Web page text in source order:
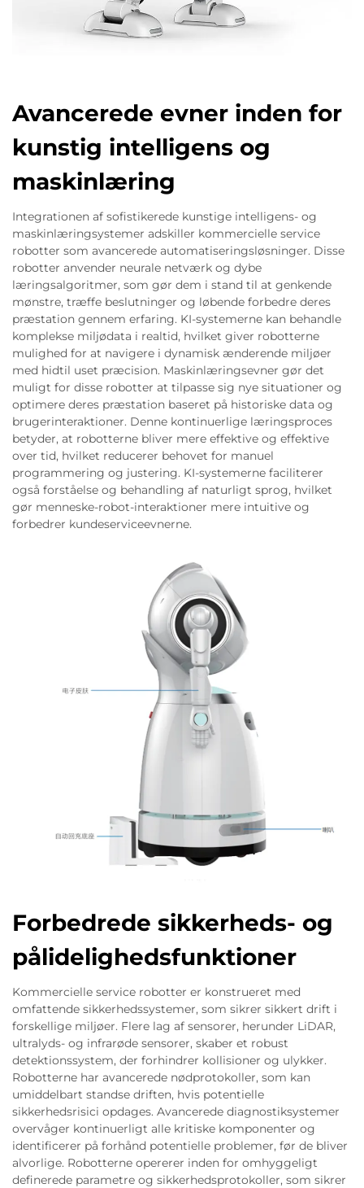
Avancerede evner inden for
kunstig intelligens og
maskinlæring
Integrationen af sofistikerede kunstige intelligens- og
maskinlæringsystemer adskiller kommercielle service
robotter som avancerede automatiseringsløsninger. Disse
robotter anvender neurale netværk og dybe
læringsalgoritmer, som gør dem i stand til at genkende
mønstre, træffe beslutninger og løbende forbedre deres
præstation gennem erfaring. KI-systemerne kan behandle
komplekse miljødata i realtid, hvilket giver robotterne
mulighed for at navigere i dynamisk ænderende miljøer
med hidtil uset præcision. Maskinlæringsevner gør det
muligt for disse robotter at tilpasse sig nye situationer og
optimere deres præstation baseret på historiske data og
brugerinteraktioner. Denne kontinuerlige læringsproces
betyder, at robotterne bliver mere effektive og effektive
over tid, hvilket reducerer behovet for manuel
programmering og justering. KI-systemerne faciliterer
også forståelse og behandling af naturligt sprog, hvilket
gør menneske-robot-interaktioner mere intuitive og
forbedrer kundeserviceevnerne.
Forbedrede sikkerheds- og
pålidelighedsfunktioner
Kommercielle service robotter er konstrueret med
omfattende sikkerhedssystemer, som sikrer sikkert drift i
forskellige miljøer. Flere lag af sensorer, herunder LiDAR,
ultralyds- og infrarøde sensorer, skaber et robust
detektionssystem, der forhindrer kollisioner og ulykker.
Robotterne har avancerede nødprotokoller, som kan
umiddelbart standse driften, hvis potentielle
sikkerhedsrisici opdages. Avancerede diagnostiksystemer
overvåger kontinuerligt alle kritiske komponenter og
identificerer på forhånd potentielle problemer, før de bliver
alvorlige. Robotterne opererer inden for omhyggeligt
definerede parametre og sikkerhedsprotokoller, som sikrer